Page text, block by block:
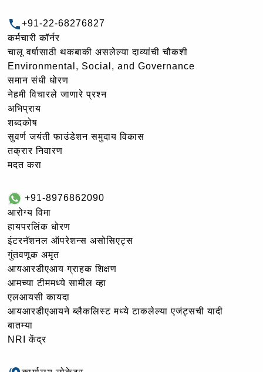
+91-22-68276827
कर्मचारी कॉर्नर
चालू वर्षासाठी थकबाकी असलेल्या दाव्यांची चौकशी
Environmental, Social, and Governance
समान संधी धोरण
नेहमी विचारले जाणारे प्रश्न
अभिप्राय
शब्दकोष
सुवर्ण जयंती फाउंडेशन समुदाय विकास
तक्रार निवारण
मदत करा
+91-8976862090
आरोग्य विमा
हायपरलिंक धोरण
इंटरनॅशनल ऑपरेशन्स असोसिएट्स
गुंतवणूक अमृत
आयआरडीएआय ग्राहक शिक्षण
आमच्या टीममध्ये सामील व्हा
एलआयसी कायदा
आयआरडीएआयने ब्लैकलिस्ट मध्ये टाकलेल्या एजंट्सची यादी
बातम्या
NRI केंद्र